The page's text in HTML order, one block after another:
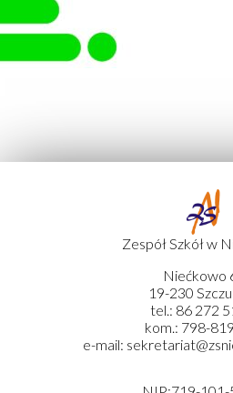
Zespół Szkół w
Niećkowo
19-230
tel.: 86 272
kom.: 798-
e-mail: